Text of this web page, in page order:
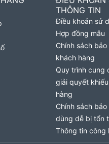
THÔNG TIN
Điều khoản sử
Hợp đồng mẫu
Chính sách
khách hàng
Quy trình cung
giải quyết
hàng
Chính sách
dùng dễ bị tổn
Thông tin công